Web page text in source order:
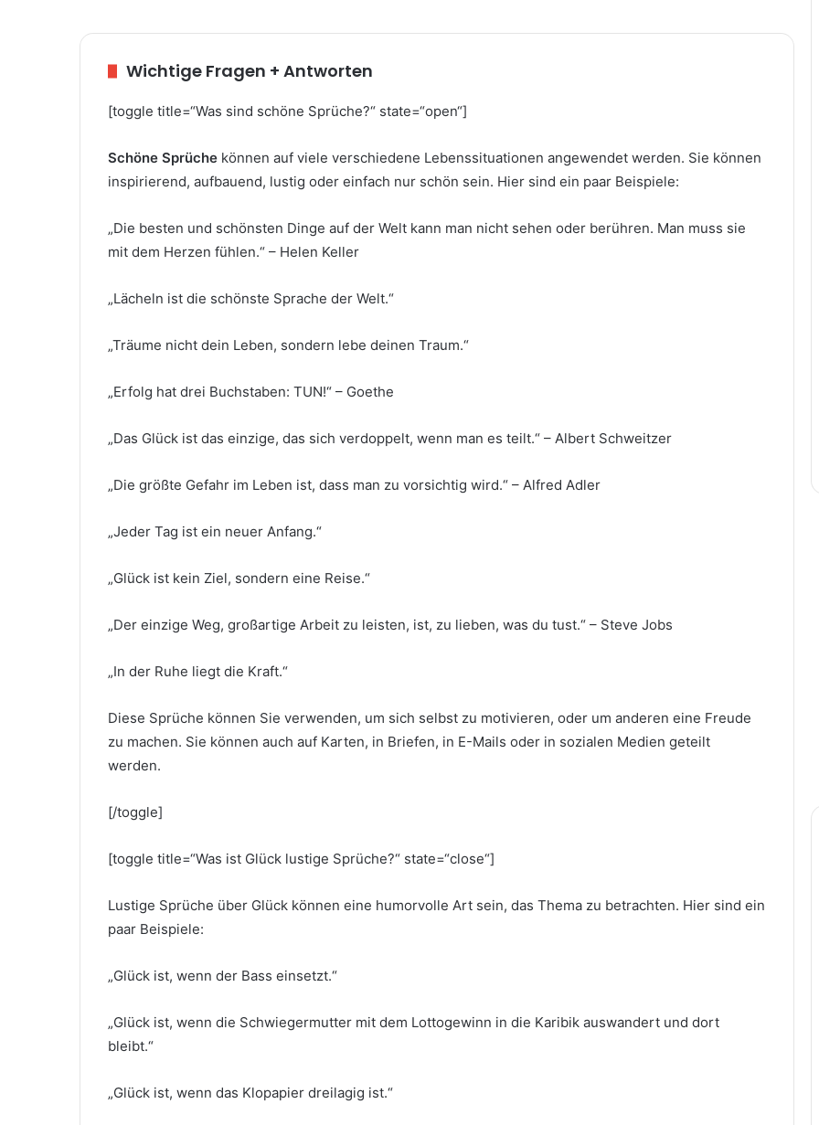
Wichtige Fragen + Antworten
[toggle title=“Was sind schöne Sprüche?“ state=“open“]
Schöne Sprüche können auf viele verschiedene Lebenssituationen angewendet werden. Sie können
inspirierend, aufbauend, lustig oder einfach nur schön sein. Hier sind ein paar Beispiele:
„Die besten und schönsten Dinge auf der Welt kann man nicht sehen oder berühren. Man muss sie
mit dem Herzen fühlen.“ – Helen Keller
„Lächeln ist die schönste Sprache der Welt.“
„Träume nicht dein Leben, sondern lebe deinen Traum.“
„Erfolg hat drei Buchstaben: TUN!“ – Goethe
„Das Glück ist das einzige, das sich verdoppelt, wenn man es teilt.“ – Albert Schweitzer
„Die größte Gefahr im Leben ist, dass man zu vorsichtig wird.“ – Alfred Adler
„Jeder Tag ist ein neuer Anfang.“
„Glück ist kein Ziel, sondern eine Reise.“
„Der einzige Weg, großartige Arbeit zu leisten, ist, zu lieben, was du tust.“ – Steve Jobs
„In der Ruhe liegt die Kraft.“
Diese Sprüche können Sie verwenden, um sich selbst zu motivieren, oder um anderen eine Freude
zu machen. Sie können auch auf Karten, in Briefen, in E-Mails oder in sozialen Medien geteilt
werden.
[/toggle]
[toggle title=“Was ist Glück lustige Sprüche?“ state=“close“]
Lustige Sprüche über Glück können eine humorvolle Art sein, das Thema zu betrachten. Hier sind ein
paar Beispiele:
„Glück ist, wenn der Bass einsetzt.“
„Glück ist, wenn die Schwiegermutter mit dem Lottogewinn in die Karibik auswandert und dort
bleibt.“
„Glück ist, wenn das Klopapier dreilagig ist.“